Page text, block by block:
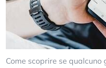
Come scoprire se